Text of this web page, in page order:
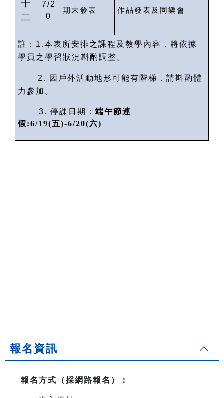
十
二
7/2
0
期末發表 作品發表及同樂會
註： 1.本表所安排之課程及教學內容，將依據
學員之學習狀況斟酌調整。
2.
因戶外活動地形可能有階梯，請斟酌體
力參加。
3. 停課日期： 端午節連
假:6/19(五)-6/20(六)
報名資訊
報名方式（採網路報名） ：